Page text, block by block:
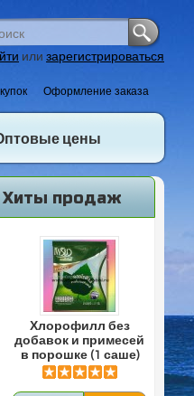
или зарегистрироваться
Оформление заказа
цены
Хиты продаж
Хлорофилл без
добавок и примесей
в порошке (1 саше)